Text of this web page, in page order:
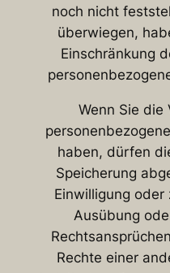
noch nicht
überwiegen,
Einschränkung
Wenn Sie die
haben, dürfen
Speicherung
Einwilligung oder
Ausübung
Rechte einer